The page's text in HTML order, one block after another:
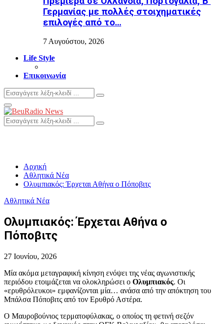
Γερμανίας με πολλές στοιχηματικές
επιλογές από το…
7 Αυγούστου, 2026
Life Style
Επικοινωνία
Search
for:
Search
Primary
Menu
Search
for:
Search
Αρχική
Αθλητικά Νέα
Ολυμπιακός: Έρχεται Αθήνα ο Πόποβιτς
Αθλητικά Νέα
Ολυμπιακός: Έρχεται Αθήνα ο
Πόποβιτς
27 Ιουνίου, 2026
Μία ακόμα μεταγραφική κίνηση ενόψει της νέας αγωνιστικής
περιόδου ετοιμάζεται να ολοκληρώσει ο Ολυμπιακός. Οι
«ερυθρόλευκοι» εμφανίζονται μία… ανάσα από την απόκτηση του
Μπάλσα Πόποβιτς από τον Ερυθρό Αστέρα.
Ο Μαυροβούνιος τερματοφύλακας, ο οποίος τη φετινή σεζόν